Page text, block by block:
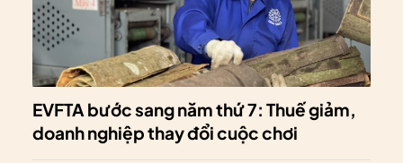
EVFTA bước sang năm thứ 7: Thuế giảm,
doanh nghiệp thay đổi cuộc chơi